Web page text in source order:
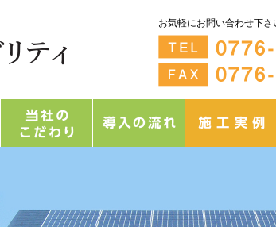
お気軽にお問い合わせ下さ